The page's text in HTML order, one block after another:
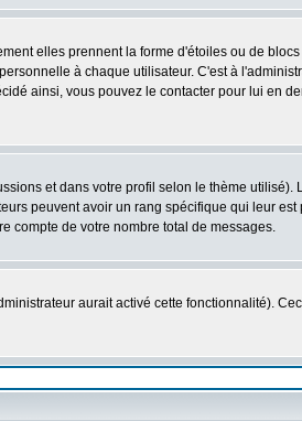
elles prennent la forme d'étoiles ou de
à chaque utilisateur. C'est à
ainsi, vous pouvez le contacter pour lui en
et dans votre profil selon le thème utilisé).
peuvent avoir un rang spécifique qui leur
compte de votre nombre total de messages.
aurait activé cette fonctionnalité).